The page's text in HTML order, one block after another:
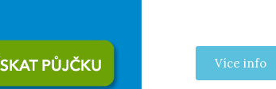
Více info